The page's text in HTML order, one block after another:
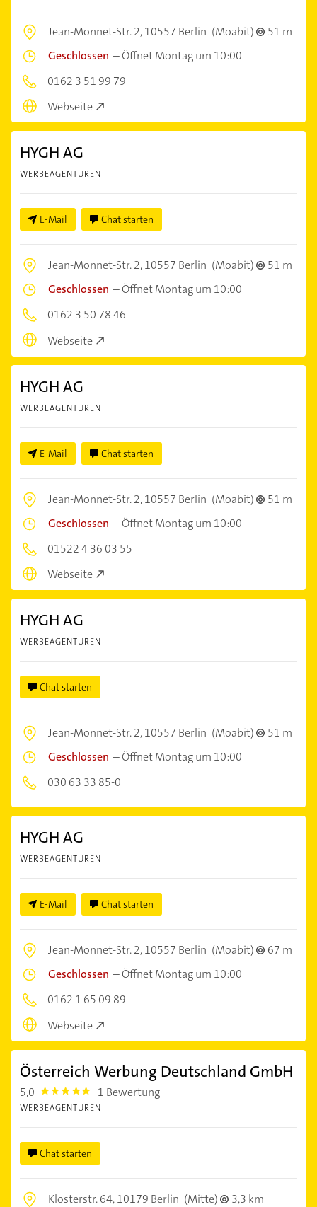
Jean-Monnet-Str. 2,10557 Berlin (Moabit)
51 m
Geschlossen –Öffnet Montag um 10:00
0162 3 51 99 79
Webseite
HYGH AG
WERBEAGENTUREN
E-Mail Chat starten
Jean-Monnet-Str. 2,10557 Berlin (Moabit)
51 m
Geschlossen –Öffnet Montag um 10:00
0162 3 50 78 46
Webseite
HYGH AG
WERBEAGENTUREN
E-Mail Chat starten
Jean-Monnet-Str. 2,10557 Berlin (Moabit)
51 m
Geschlossen –Öffnet Montag um 10:00
01522 4 36 03 55
Webseite
HYGH AG
WERBEAGENTUREN
Chat starten
Jean-Monnet-Str. 2,10557 Berlin (Moabit)
51 m
Geschlossen –Öffnet Montag um 10:00
030 63 33 85-0
HYGH AG
WERBEAGENTUREN
E-Mail Chat starten
Jean-Monnet-Str. 2,10557 Berlin (Moabit)
67 m
Geschlossen –Öffnet Montag um 10:00
0162 1 65 09 89
Webseite
Österreich Werbung Deutschland GmbH
5,0 5.0 1 Bewertung
WERBEAGENTUREN
Chat starten
Klosterstr. 64,10179 Berlin (Mitte)
3,3 km